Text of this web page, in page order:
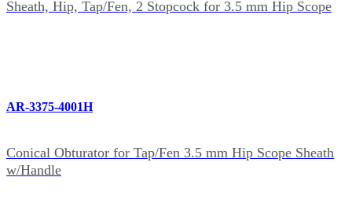
Sheath, Hip, Tap/Fen, 2 Stopcock for 3.5 mm Hip Scope
AR-3375-4001H
Conical Obturator for Tap/Fen 3.5 mm Hip Scope Sheath
w/Handle